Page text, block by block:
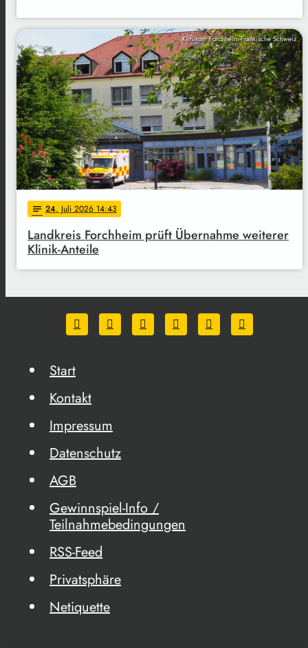
Klinikum Forchheim-Fränkische Schweiz
notes 24. Juli 2026 14:43
Landkreis Forchheim prüft Übernahme weiterer
Klinik-Anteile
Start
Kontakt
Impressum
Datenschutz
AGB
Gewinnspiel-Info /
Teilnahmebedingungen
RSS-Feed
Privatsphäre
Netiquette